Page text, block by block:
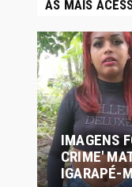
AS MAIS
IMAGENS
CRIME'
IGARAPÉ-